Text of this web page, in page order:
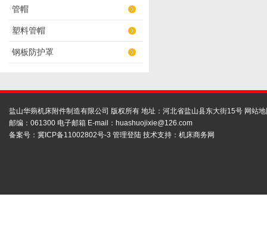
管帽
塑料管帽
钢板防护罩
盐山华蒴机床附件制造有限公司 版权所有 地址：河北省盐山县东大街15号 网站
邮编：061300 电子邮箱 E-mail： huashuojixie@126.com
备案号： 冀ICP备11002802号-3 管理登陆 技术支持： 机床商务网